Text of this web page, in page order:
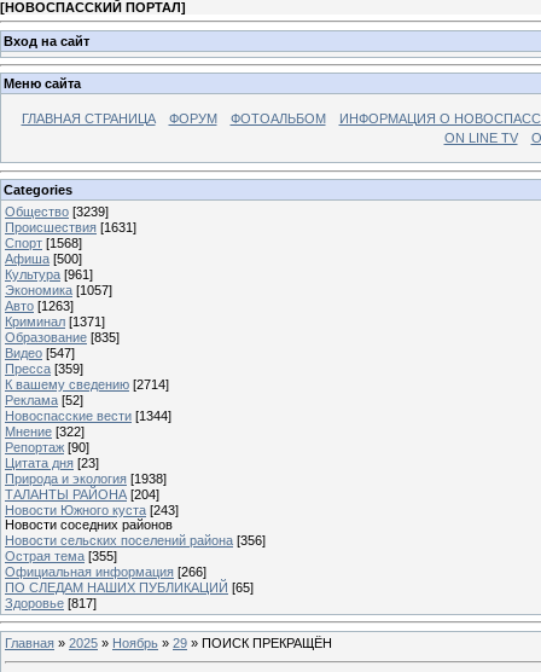
[НОВОСПАССКИЙ ПОРТАЛ]
Вход на сайт
Меню сайта
ГЛАВНАЯ СТРАНИЦА ФОРУМ ФОТОАЛЬБОМ
ИНФОРМАЦИЯ О
ON LINE TV
Categories
Общество [3239]
Происшествия [1631]
Спорт [1568]
Афиша [500]
Культура [961]
Экономика [1057]
Авто [1263]
Криминал [1371]
Образование [835]
Видео [547]
Пресса [359]
К вашему сведению [2714]
Реклама [52]
Новоспасские вести [1344]
Мнение [322]
Репортаж [90]
Цитата дня [23]
Природа и экология [1938]
ТАЛАНТЫ РАЙОНА [204]
Новости Южного куста [243]
Новости соседних районов
Новости сельских поселений района [356]
Острая тема [355]
Официальная информация [266]
ПО СЛЕДАМ НАШИХ ПУБЛИКАЦИЙ [65]
Здоровье [817]
Главная » 2025 » Ноябрь » 29 » ПОИСК ПРЕКРАЩЁН